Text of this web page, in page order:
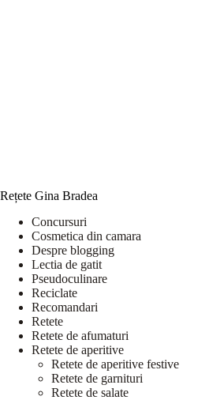
Rețete Gina Bradea
Concursuri
Cosmetica din camara
Despre blogging
Lectia de gatit
Pseudoculinare
Reciclate
Recomandari
Retete
Retete de afumaturi
Retete de aperitive
Retete de aperitive festive
Retete de garnituri
Retete de salate